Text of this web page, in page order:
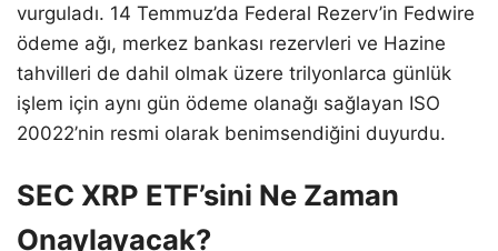
vurguladı. 14 Temmuz’da Federal Rezerv’in Fedwire
ödeme ağı, merkez bankası rezervleri ve Hazine
tahvilleri de dahil olmak üzere trilyonlarca günlük
işlem için aynı gün ödeme olanağı sağlayan ISO
20022’nin resmi olarak benimsendiğini duyurdu.
SEC XRP ETF’sini Ne Zaman
Onaylayacak?